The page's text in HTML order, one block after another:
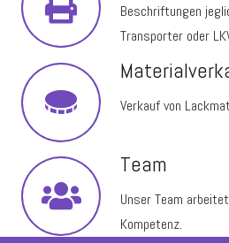
Beschriftungen
Transporter oder
Verkauf von
Team
Unser Team
Kompetenz.